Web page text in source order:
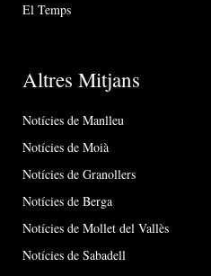
El Temps
Altres Mitjans
Notícies de Manlleu
Notícies de Moià
Notícies de Granollers
Notícies de Berga
Notícies de Mollet del Vallès
Notícies de Sabadell